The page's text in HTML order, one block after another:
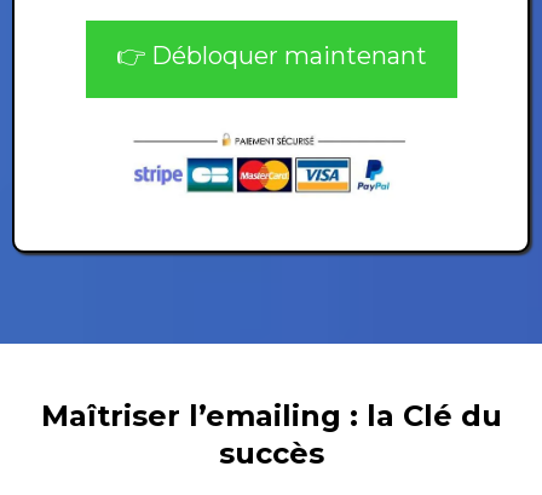
👉 Débloquer maintenant
Maîtriser l’emailing : la Clé du
succès